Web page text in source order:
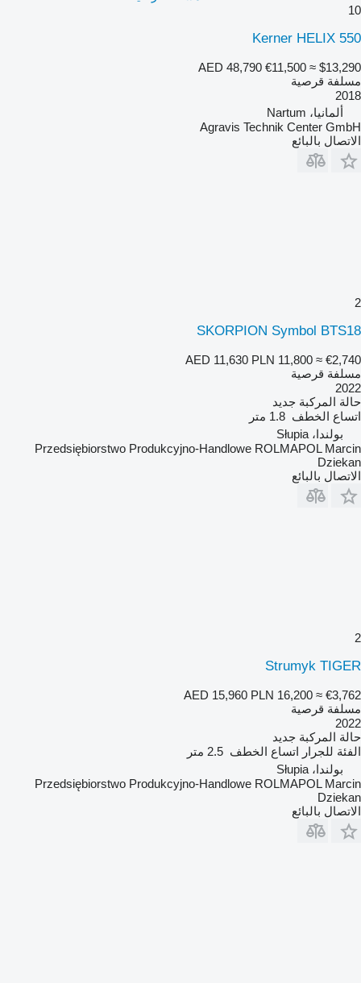
10
Kerner HELIX 550
AED 48,790 €11,500 ≈ $13,290
مسلفة قرصية
2018
ألمانيا، Nartum
Agravis Technik Center GmbH
الاتصال بالبائع
2
SKORPION Symbol BTS18
AED 11,630 PLN 11,800 ≈ €2,740
مسلفة قرصية
2022
حالة المركبة جديد
اتساع الخطف 1.8 متر
بولندا، Słupia
Przedsiębiorstwo Produkcyjno-Handlowe ROLMAPOL Marcin
Dziekan
الاتصال بالبائع
2
Strumyk TIGER
AED 15,960 PLN 16,200 ≈ €3,762
مسلفة قرصية
2022
حالة المركبة جديد
الفئة للجرار اتساع الخطف 2.5 متر
بولندا، Słupia
Przedsiębiorstwo Produkcyjno-Handlowe ROLMAPOL Marcin
Dziekan
الاتصال بالبائع